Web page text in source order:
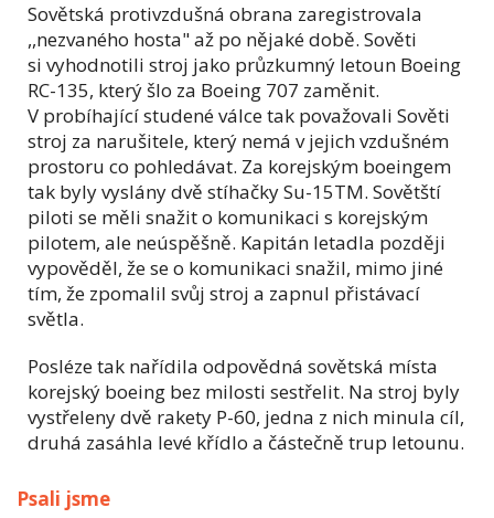
Sovětská protivzdušná obrana zaregistrovala
,,nezvaného hosta" až po nějaké době. Sověti
si vyhodnotili stroj jako průzkumný letoun Boeing
RC-135, který šlo za Boeing 707 zaměnit.
V probíhající studené válce tak považovali Sověti
stroj za narušitele, který nemá v jejich vzdušném
prostoru co pohledávat. Za korejským boeingem
tak byly vyslány dvě stíhačky Su-15TM. Sovětští
piloti se měli snažit o komunikaci s korejským
pilotem, ale neúspěšně. Kapitán letadla později
vypověděl, že se o komunikaci snažil, mimo jiné
tím, že zpomalil svůj stroj a zapnul přistávací
světla.
Posléze tak nařídila odpovědná sovětská místa
korejský boeing bez milosti sestřelit. Na stroj byly
vystřeleny dvě rakety P-60, jedna z nich minula cíl,
druhá zasáhla levé křídlo a částečně trup letounu.
Psali jsme